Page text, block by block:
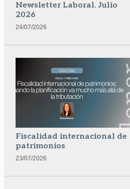
Newsletter Laboral. Julio
2026
24/07/2026
Fiscalidad internacional de
patrimonios
23/07/2026